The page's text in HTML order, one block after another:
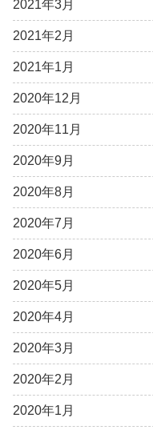
2021年3月
2021年2月
2021年1月
2020年12月
2020年11月
2020年9月
2020年8月
2020年7月
2020年6月
2020年5月
2020年4月
2020年3月
2020年2月
2020年1月